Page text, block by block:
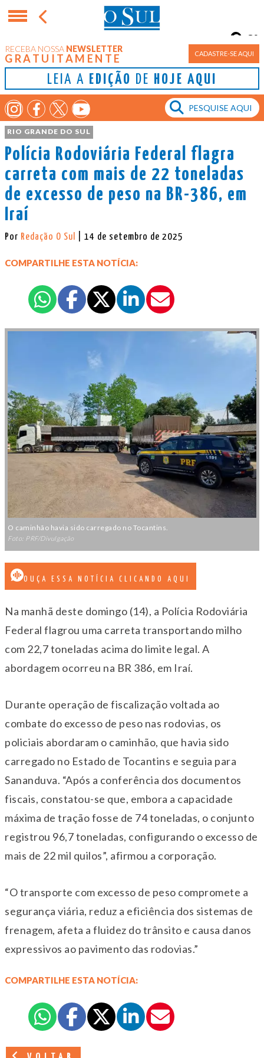
RECEBA NOSSA NEWSLETTER
GRATUITAMENTE CADASTRE-SE AQUI
LEIA A EDIÇÃO DE HOJE AQUI
Porto Alegre
8°
RIO GRANDE DO SUL
Polícia Rodoviária Federal flagra
carreta com mais de 22 toneladas
de excesso de peso na BR-386, em
Iraí
Por Redação O Sul | 14 de setembro de 2025
COMPARTILHE ESTA NOTÍCIA:
O caminhão havia sido carregado no Tocantins.
Foto: PRF/Divulgação
OUÇA ESSA NOTÍCIA CLICANDO AQUI
Na manhã deste domingo (14), a Polícia Rodoviária
Federal flagrou uma carreta transportando milho
com 22,7 toneladas acima do limite legal. A
abordagem ocorreu na BR 386, em Iraí.
Durante operação de fiscalização voltada ao
combate do excesso de peso nas rodovias, os
policiais abordaram o caminhão, que havia sido
carregado no Estado de Tocantins e seguia para
Sananduva. “Após a conferência dos documentos
fiscais, constatou-se que, embora a capacidade
máxima de tração fosse de 74 toneladas, o conjunto
registrou 96,7 toneladas, configurando o excesso de
mais de 22 mil quilos”, afirmou a corporação.
“O transporte com excesso de peso compromete a
segurança viária, reduz a eficiência dos sistemas de
frenagem, afeta a fluidez do trânsito e causa danos
expressivos ao pavimento das rodovias.”
COMPARTILHE ESTA NOTÍCIA: